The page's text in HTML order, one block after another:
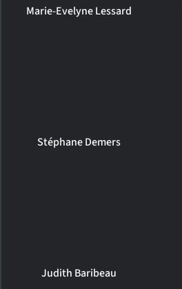
Marie-Evelyne Lessard
Stéphane Demers
Judith Baribeau